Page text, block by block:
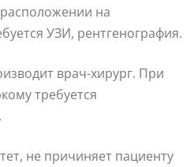
на
УЗИ, рентгенография.
врач-хирург. При
требуется
не причиняет пациенту